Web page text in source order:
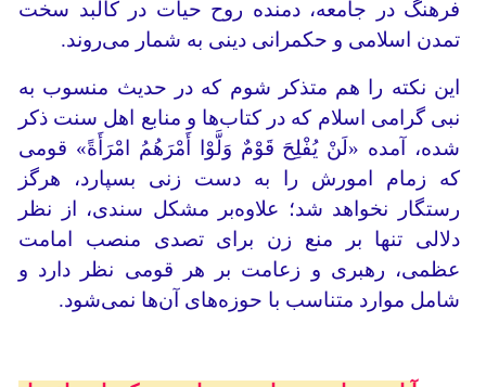
فرهنگ در جامعه، دمنده روح حیات در کالبد سخت
تمدن اسلامی و حکمرانی دینی به شمار می‌روند.
این نکته را هم متذکر شوم که در حدیث منسوب به
نبی گرامی اسلام که در کتاب‌ها و منابع اهل سنت ذکر
شده، آمده «لَنْ یُفْلِحَ قَوْمٌ وَلَّوْا أَمْرَهُمُ امْرَأَةً» قومی
که زمام امورش را به دست زنی بسپارد، هرگز
رستگار نخواهد شد؛ علاوه‌بر مشکل سندی، از نظر
دلالی تنها بر منع زن برای تصدی منصب امامت
عظمی، رهبری و زعامت بر هر قومی نظر دارد و
شامل موارد متناسب با حوزه‌های آن‌ها نمی‌شود.